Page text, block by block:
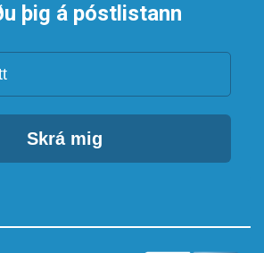
þig á póstlistann
Skrá mig